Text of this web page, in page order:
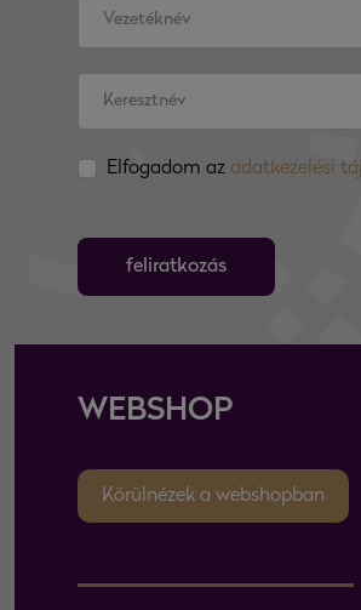
Elfogadom az adatkezelési
feliratkozás
WEBSHOP
Körülnézek a webshopban